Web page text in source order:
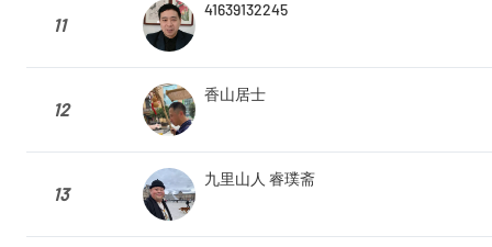
11
41639132245
12
香山居士
13
九里山人 睿璞斋